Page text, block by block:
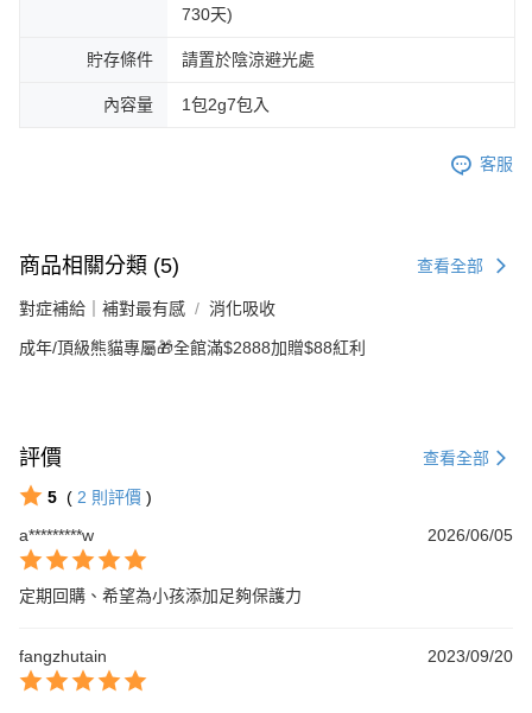
730天)
貯存條件 請置於陰涼避光處
內容量 1包2g7包入
客服
商品相關分類 (5) 查看全部
對症補給｜補對最有感 消化吸收
成年/頂級熊貓專屬🎁全館滿$2888加贈$88紅利
評價 查看全部
5 ( 2 則評價 )
a*********w
2026/06/05
定期回購、希望為小孩添加足夠保護力
fangzhutain 2023/09/20